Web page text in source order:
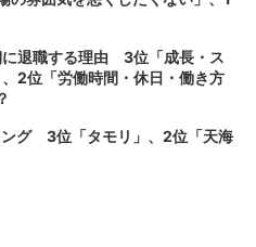
に退職する理由 3位「成長・ス
2位「労働時間・休日・働き方
ング 3位「タモリ」、2位「天海